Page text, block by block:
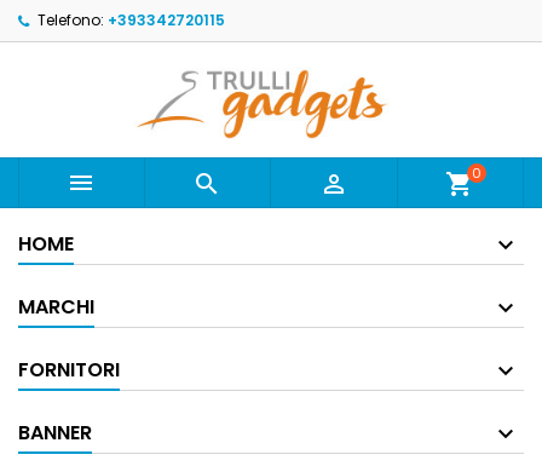
Telefono: +393342720115
   shopping_cart0
HOME
MARCHI
FORNITORI
BANNER